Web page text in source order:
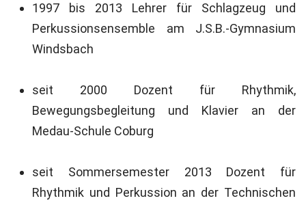
1997 bis 2013 Lehrer für Schlagzeug und
Perkussionsensemble am J.S.B.-Gymnasium
Windsbach
seit 2000 Dozent für Rhythmik,
Bewegungsbegleitung und Klavier an der
Medau-Schule Coburg
seit Sommersemester 2013 Dozent für
Rhythmik und Perkussion an der Technischen